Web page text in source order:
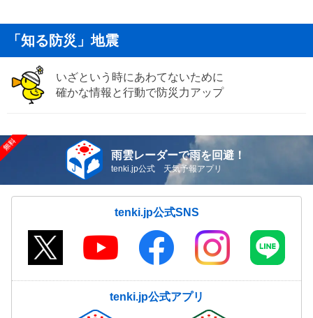
「知る防災」地震
いざという時にあわてないために
確かな情報と行動で防災力アップ
雨雲レーダーで雨を回避！
tenki.jp公式 天気予報アプリ
tenki.jp公式SNS
tenki.jp公式アプリ